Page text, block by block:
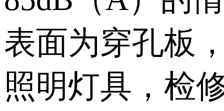
表面为穿孔板
照明灯具，检